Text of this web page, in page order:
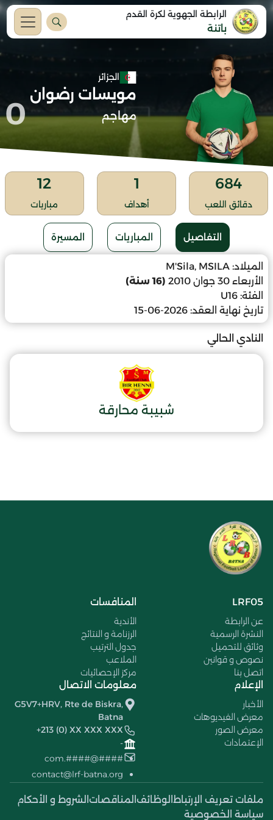
الرابطة الجهوية لكرة القدم
باتنة
الجزائر
مويسات رضوان
مهاجم 0
684
دقائق اللعب
1
أهداف
12
مباريات
التفاصيل المباريات المسيرة
الميلاد: M'Sila, MSILA
الأربعاء 30 جوان 2010
(16 سنة)
الفئة: U16
تاريخ نهاية العقد: 2026-06-15
النادي الحالي
شبيبة محارقة
LRF05
عن الرابطة
النشرة الرسمية
وثائق للتحميل
نصوص و قوانين
اتصل بنا
المنافسات
الأندية
الرزنامة و النتائج
جدول الترتيب
الملاعب
مركز الإحصائيات
الإعلام
الأخبار
معرض الفيديوهات
معرض الصور
الإعتمادات
معلومات الاتصال
G5V7+HRV, Rte de Biskra,
Batna
+213 (0) XX XXX XXX
-
####@####.com
contact@lrf-batna.org
ملفات تعريف الإرتباط الوظائف المناقصات الشروط و الأحكام
سياسة الخصوصية